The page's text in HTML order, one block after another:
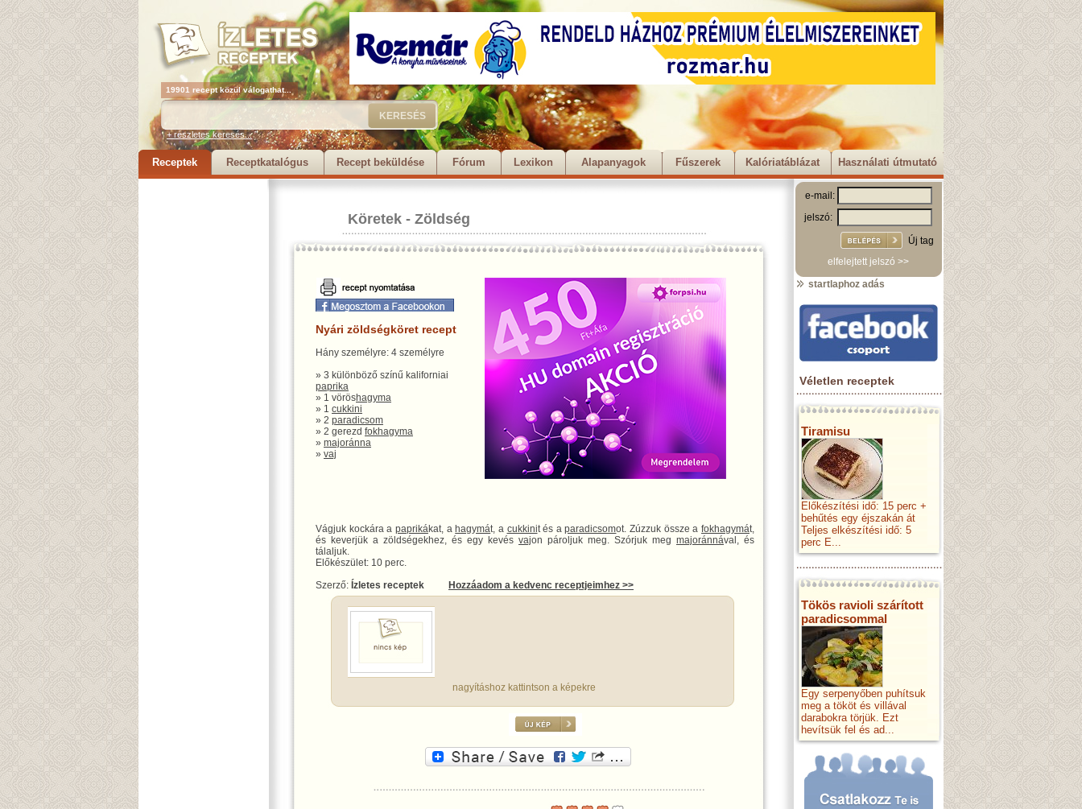
19901 recept közül válogathat...
+ részletes keresés...
Receptek Receptkatalógus Recept beküldése Fórum Lexikon Alapanyagok Fűszerek Kalóriatáblázat Használati útmutató
Köretek - Zöldség
Nyári zöldségköret recept
Hány személyre: 4 személyre
» 3 különböző színű kaliforniai
paprika
» 1 vöröshagyma
» 1 cukkini
» 2 paradicsom
» 2 gerezd fokhagyma
» majoránna
» vaj
Vágjuk kockára a paprikákat, a hagymát, a cukkinit és aparadicsomot. Zúzzuk össze afokhagymát,
és keverjük a zöldségekhez, és egy kevés vajon pároljuk meg. Szórjuk meg majoránnával, és
tálaljuk.
Előkészület: 10 perc.
Szerző: Ízletes receptek Hozzáadom a kedvenc receptjeimhez >>
nagyításhoz kattintson a képekre
e-mail:
jelszó:
Új tag
elfelejtett jelszó >>
startlaphoz adás
Véletlen receptek
Tiramisu
Előkészítési idő: 15 perc +
behűtés egy éjszakán át
Teljes elkészítési idő: 5
perc E...
Tökös ravioli szárított
paradicsommal
Egy serpenyőben puhítsuk
meg a tököt és villával
darabokra törjük. Ezt
hevítsük fel és ad...